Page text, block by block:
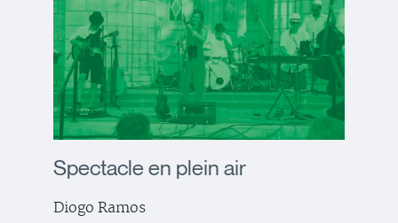
Spectacle en plein air
Diogo Ramos